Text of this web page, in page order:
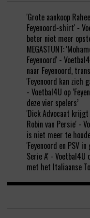
'Grote aankoop
Feyenoord-shirt' -
beter niet meer
MEGASTUNT:
Feyenoord' -
naar Feyenoord,
'Feyenoord kan zich
- Voetbal4U op
deze vier spelers’
'Dick Advocaat krijgt
Robin van Persie' -
is niet meer te
'Feyenoord en PSV
Serie A' - Voetbal4U
met het Italiaanse